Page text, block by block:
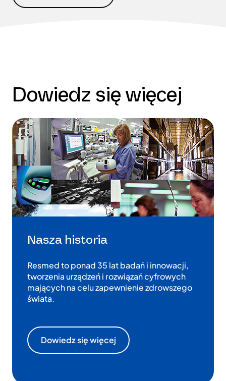
Dowiedz się więcej
Nasza historia
Resmed to ponad 35 lat badań i innowacji,
tworzenia urządzeń i rozwiązań cyfrowych
mających na celu zapewnienie zdrowszego
świata.
Dowiedz się więcej